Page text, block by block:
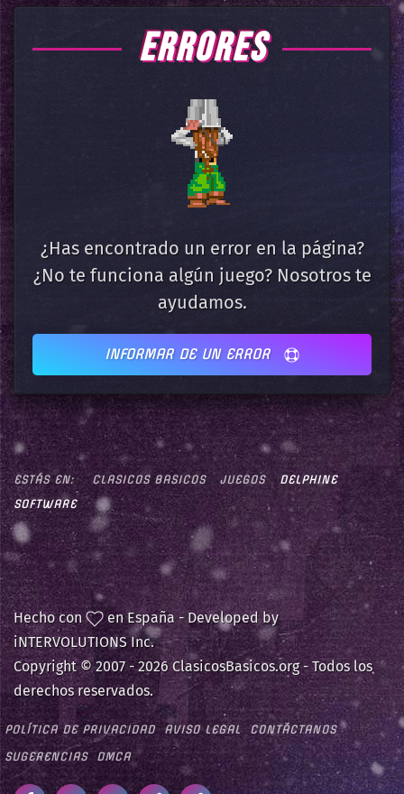
ERRORES
¿Has encontrado un error en la página?
¿No te funciona algún juego? Nosotros te
ayudamos.
INFORMAR DE UN ERROR
ESTÁS EN: CLASICOS BASICOS JUEGOS
DELPHINE
SOFTWARE
Hecho con
en España - Developed by
iNTERVOLUTIONS Inc.
Copyright © 2007 -2026 ClasicosBasicos.org - Todos los
derechos reservados.
POLÍTICA DE PRIVACIDAD AVISO LEGAL
CONTÁCTANOS
SUGERENCIAS
DMCA